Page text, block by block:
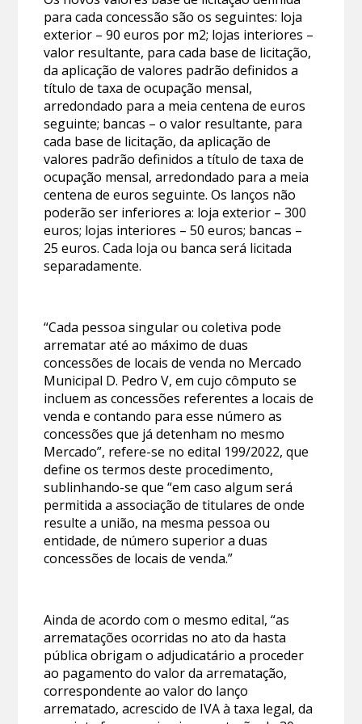
para cada concessão são os seguintes: loja
exterior – 90 euros por m2; lojas interiores –
valor resultante, para cada base de licitação,
da aplicação de valores padrão definidos a
título de taxa de ocupação mensal,
arredondado para a meia centena de euros
seguinte; bancas – o valor resultante, para
cada base de licitação, da aplicação de
valores padrão definidos a título de taxa de
ocupação mensal, arredondado para a meia
centena de euros seguinte. Os lanços não
poderão ser inferiores a: loja exterior – 300
euros; lojas interiores – 50 euros; bancas –
25 euros. Cada loja ou banca será licitada
separadamente.
“Cada pessoa singular ou coletiva pode
arrematar até ao máximo de duas
concessões de locais de venda no Mercado
Municipal D. Pedro V, em cujo cômputo se
incluem as concessões referentes a locais de
venda e contando para esse número as
concessões que já detenham no mesmo
Mercado”, refere-se no edital 199/2022, que
define os termos deste procedimento,
sublinhando-se que “em caso algum será
permitida a associação de titulares de onde
resulte a união, na mesma pessoa ou
entidade, de número superior a duas
concessões de locais de venda.”
Ainda de acordo com o mesmo edital, “as
arrematações ocorridas no ato da hasta
pública obrigam o adjudicatário a proceder
ao pagamento do valor da arrematação,
correspondente ao valor do lanço
arrematado, acrescido de IVA à taxa legal, da